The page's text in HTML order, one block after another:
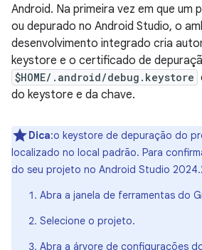
Android. Na primeira vez em que
ou depurado no Android Studio, o
desenvolvimento integrado cria
keystore e o certificado de
$HOME/.android/debug.keystore
do keystore e da chave.
Dica:o keystore de depuração do
localizado no local padrão. Para
do seu projeto no Android Studio
Abra a janela de ferramentas do
Selecione o projeto.
Abra a árvore de configurações